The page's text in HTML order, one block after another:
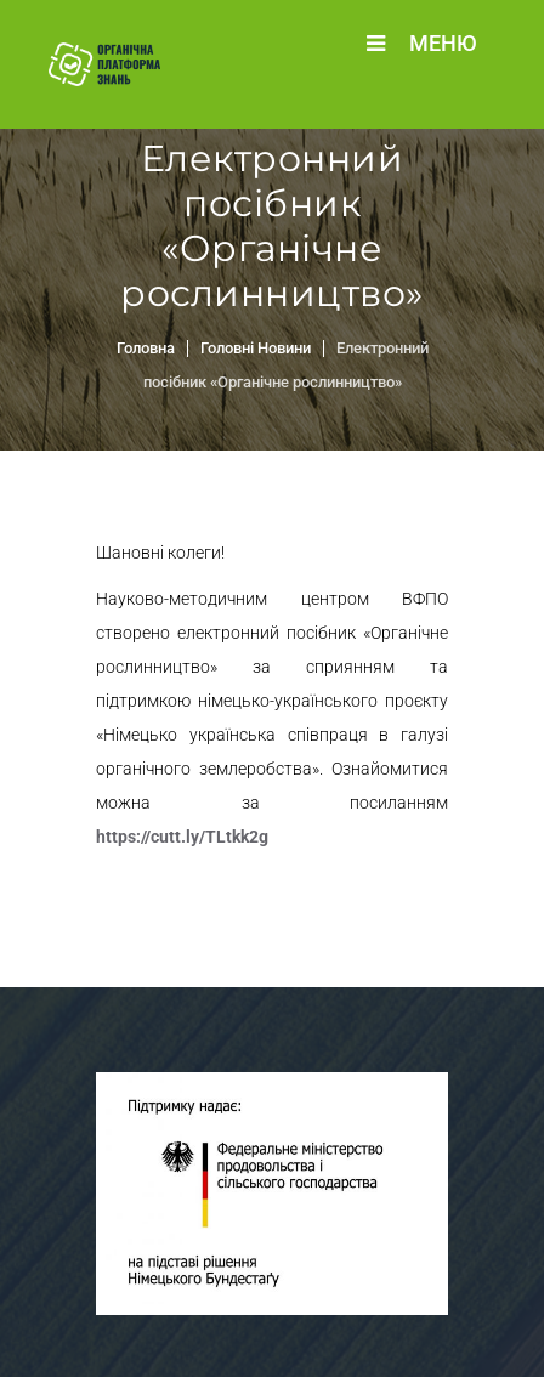
МЕНЮ
Електронний
посібник
«Органічне
рослинництво»
Головна Головні Новини
Електронний
посібник «Органічне рослинництво»
Шановні колеги!
Науково-методичним центром ВФПО
створено електронний посібник «Органічне
рослинництво» за сприянням та
підтримкою німецько-українського проєкту
«Німецько українська співпраця в галузі
органічного землеробства». Ознайомитися
можна за посиланням
https://cutt.ly/TLtkk2g